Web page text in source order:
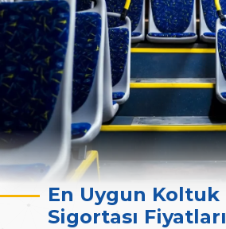
En Uygun Koltuk
Sigortası Fiyatları